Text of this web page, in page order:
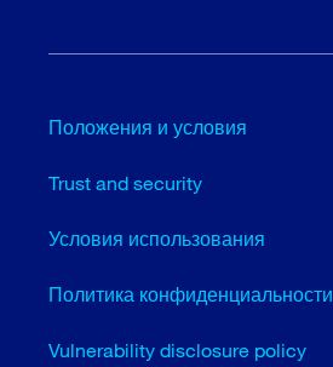
Положения и условия
Trust and security
Условия использования
Политика конфиденциальности
Vulnerability disclosure policy